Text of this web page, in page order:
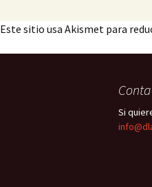
Este sitio usa Akismet para
Si